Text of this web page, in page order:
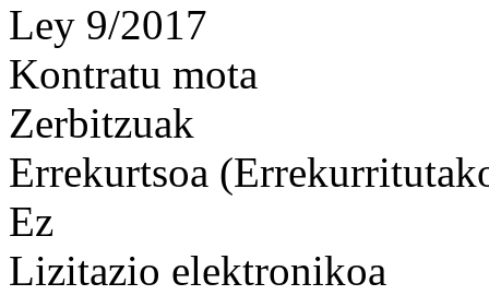
Ley 9/2017
Kontratu mota
Zerbitzuak
Errekurtsoa
Ez
Lizitazio elektronikoa